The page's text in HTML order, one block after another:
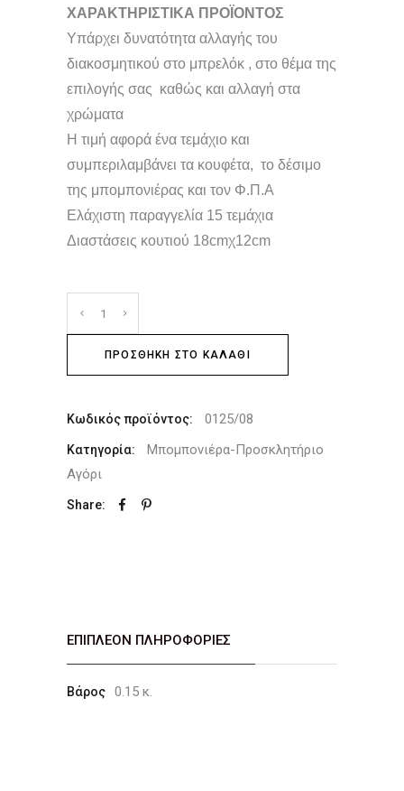
ΧΑΡΑΚΤΗΡΙΣΤΙΚΑ ΠΡΟΪΟΝΤΟΣ
Υπάρχει δυνατότητα αλλαγής του
διακοσμητικού στο μπρελόκ , στο θέμα της
επιλογής σας καθώς και αλλαγή στα
χρώματα
Η τιμή αφορά ένα τεμάχιο και
συμπεριλαμβάνει τα κουφέτα, το δέσιμο
της μπομπονιέρας και τον Φ.Π.Α
Ελάχιστη παραγγελία 15 τεμάχια
Διαστάσεις κουτιού 18cmχ12cm
ΠΡΟΣΘΉΚΗ ΣΤΟ ΚΑΛΆΘΙ
Κωδικός προϊόντος: 0125/08
Κατηγορία:
Μπομπονιέρα-Προσκλητήριο
Αγόρι
Share:
ΕΠΙΠΛΈΟΝ ΠΛΗΡΟΦΟΡΊΕΣ
Βάρος 0.15 κ.